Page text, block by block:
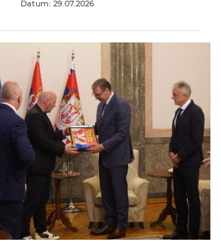
Datum: 29.07.2026